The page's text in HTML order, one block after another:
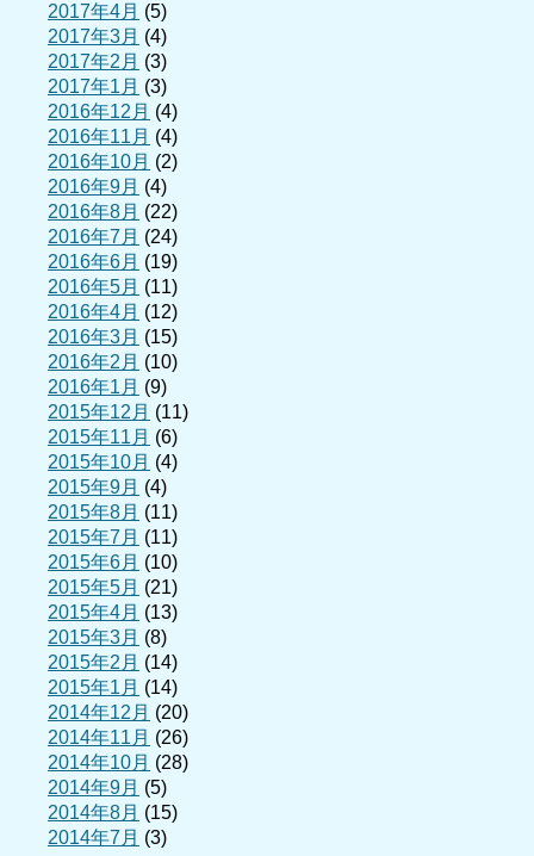
2017年4月 (5)
2017年3月 (4)
2017年2月 (3)
2017年1月 (3)
2016年12月 (4)
2016年11月 (4)
2016年10月 (2)
2016年9月 (4)
2016年8月 (22)
2016年7月 (24)
2016年6月 (19)
2016年5月 (11)
2016年4月 (12)
2016年3月 (15)
2016年2月 (10)
2016年1月 (9)
2015年12月 (11)
2015年11月 (6)
2015年10月 (4)
2015年9月 (4)
2015年8月 (11)
2015年7月 (11)
2015年6月 (10)
2015年5月 (21)
2015年4月 (13)
2015年3月 (8)
2015年2月 (14)
2015年1月 (14)
2014年12月 (20)
2014年11月 (26)
2014年10月 (28)
2014年9月 (5)
2014年8月 (15)
2014年7月 (3)